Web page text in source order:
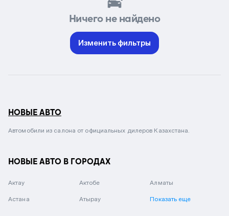
Ничего не найдено
Изменить фильтры
НОВЫЕ АВТО
Автомобили из салона от официальных дилеров Казахстана.
НОВЫЕ АВТО В ГОРОДАХ
Актау Актобе Алматы
Астана Атырау Показать еще